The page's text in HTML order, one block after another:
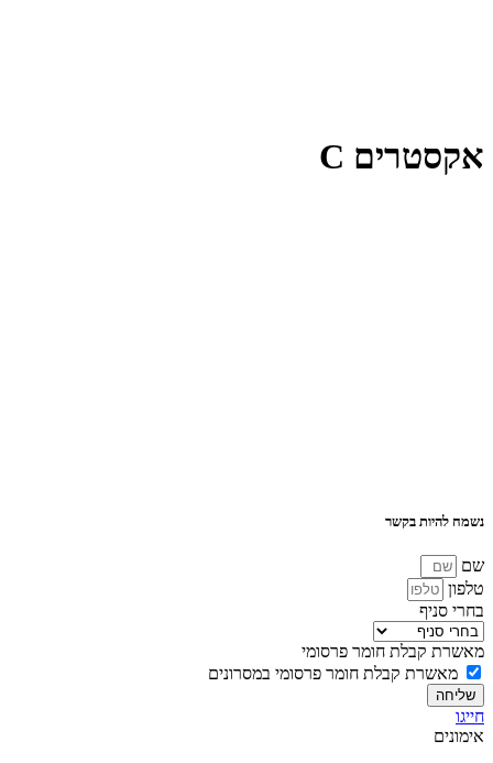
אקסטרים C
נשמח להיות בקשר
שם
טלפון
בחרי סניף
מאשרת קבלת חומר פרסומי
מאשרת קבלת חומר פרסומי במסרונים
שליחה
חייגו
אימונים